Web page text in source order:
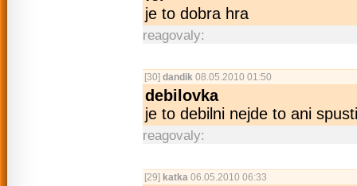
je to dobra hra
reagovaly:
[30] dandik 08.05.2010 01:50
debilovka
je to debilni nejde to ani
reagovaly:
[29] katka 06.05.2010 06:33